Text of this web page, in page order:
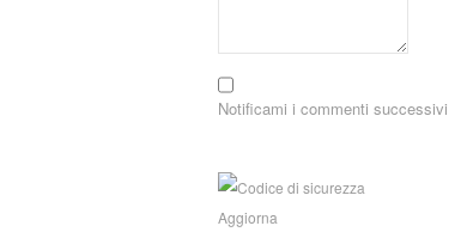
Notificami i commenti successivi
Aggiorna